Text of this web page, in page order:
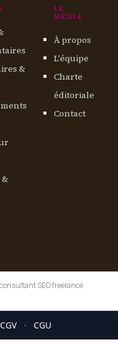
&
LE
MÉDIA
À propos
L'équipe
Charte
éditoriale
Contact
consultant SEO freelance
CGV · CGU